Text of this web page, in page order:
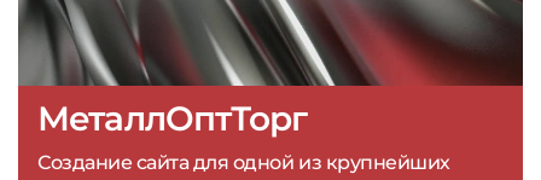
МеталлОптТорг
Создание сайта для одной из крупнейших